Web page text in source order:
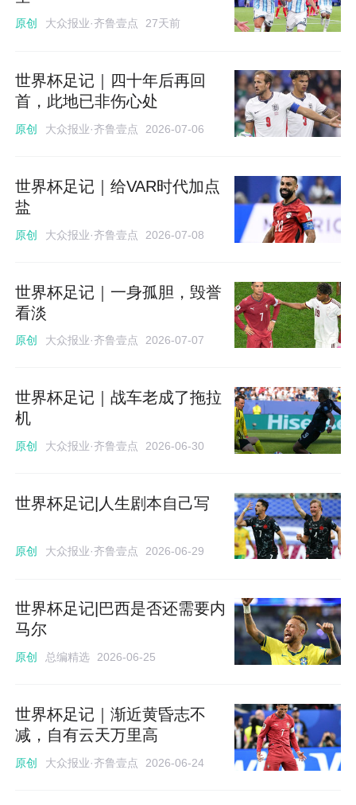
原创 大众报业·齐鲁壹点 27天前
世界杯足记｜四十年后再回
首，此地已非伤心处
原创 大众报业·齐鲁壹点 2026-07-06
世界杯足记｜给VAR时代加点
盐
原创 大众报业·齐鲁壹点 2026-07-08
世界杯足记｜一身孤胆，毁誉
看淡
原创 大众报业·齐鲁壹点 2026-07-07
世界杯足记｜战车老成了拖拉
机
原创 大众报业·齐鲁壹点 2026-06-30
世界杯足记|人生剧本自己写
原创 大众报业·齐鲁壹点 2026-06-29
世界杯足记|巴西是否还需要内
马尔
原创 总编精选 2026-06-25
世界杯足记｜渐近黄昏志不
减，自有云天万里高
原创 大众报业·齐鲁壹点 2026-06-24